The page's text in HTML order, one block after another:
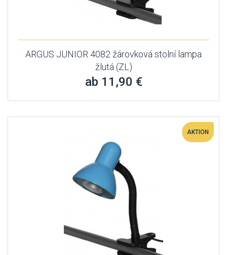
ARGUS JUNIOR 4082 žárovková stolní lampa
žlutá (ZL)
ab 11,90 €
AKTION